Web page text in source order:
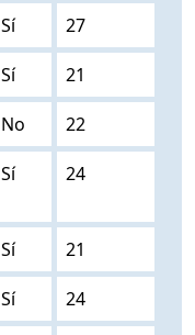
Sí 27
Sí 21
No 22
Sí 24
Sí 21
Sí 24